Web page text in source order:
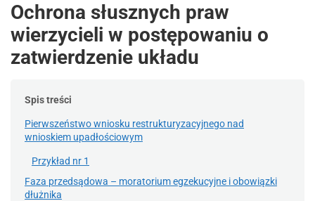
Ochrona słusznych praw
wierzycieli w postępowaniu o
zatwierdzenie układu
Spis treści
Pierwszeństwo wniosku restrukturyzacyjnego nad
wnioskiem upadłościowym
Przykład nr 1
Faza przedsądowa – moratorium egzekucyjne i obowiązki
dłużnika